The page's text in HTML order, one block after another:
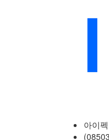
아이